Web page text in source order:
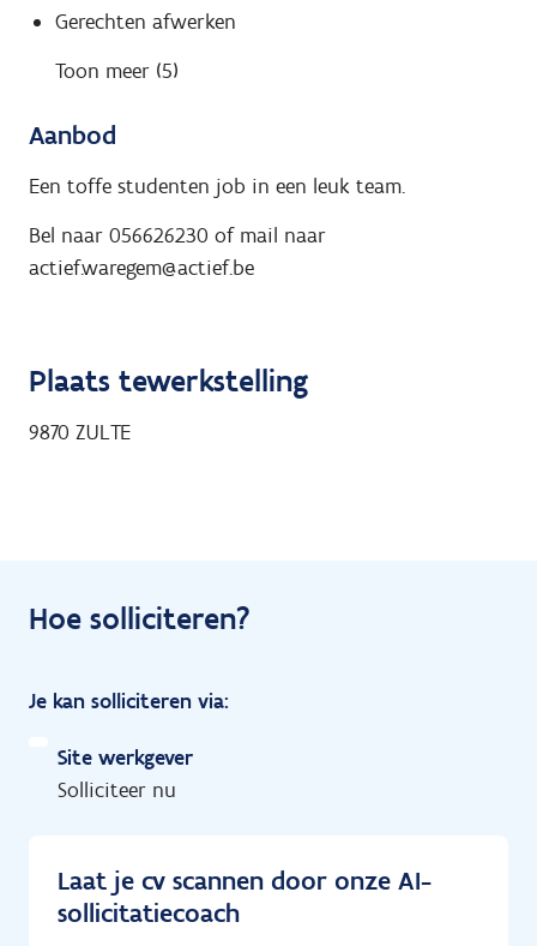
Gerechten afwerken
Toon meer (5)
Aanbod
Een toffe studenten job in een leuk team.
Bel naar 056626230 of mail naar
actief.waregem@actief.be
Plaats tewerkstelling
9870 ZULTE
Hoe solliciteren?
Je kan solliciteren via:
Site werkgever
Solliciteer nu
Laat je cv scannen door onze AI-
sollicitatiecoach